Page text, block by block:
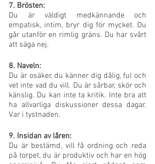
7. Brösten:
Du är väldigt medkännande och
empatisk, intim, bryr dig för mycket. Du
går utanför en rimlig gräns. Du har svårt
att säga nej.
8. Naveln:
Du är osäker, du känner dig dålig, ful och
vet inte vad du vill. Du är sårbar, skör och
känslig. Du kan inte ta kritik. Inte bra att
ha allvarliga diskussioner dessa dagar.
Var i tystnaden.
9. Insidan av låren:
Du är bestämd, vill få ordning och reda
på torpet, du är produktiv och har en hög